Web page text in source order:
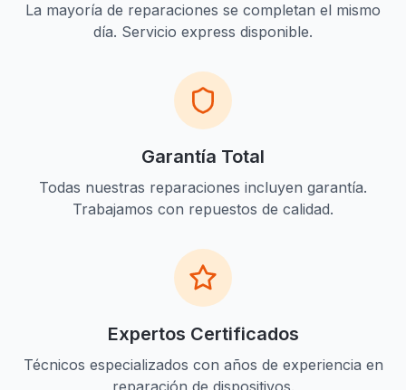
La mayoría de reparaciones se completan el mismo
día. Servicio express disponible.
Garantía Total
Todas nuestras reparaciones incluyen garantía.
Trabajamos con repuestos de calidad.
Expertos Certificados
Técnicos especializados con años de experiencia en
reparación de dispositivos.